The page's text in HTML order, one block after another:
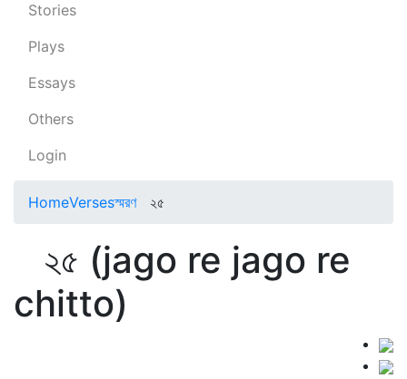
Stories
Plays
Essays
Others
Login
HomeVersesস্মরণ২৫
২৫ (jago re jago re
chitto)